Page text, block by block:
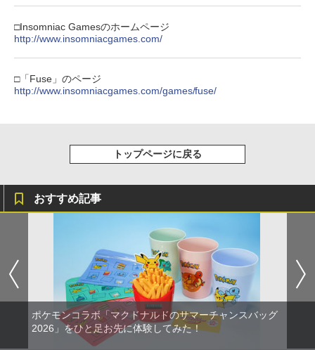
吾峠呼世晴 ]
￥9,000
5
ニンテンドープリペイド番号 5000円|オ
トローラー ミッドナイト ブラック(CFI-
ZCT2J01)
【純正品】DualSense ワイヤレスコン
マスター TH8S シフター - PC、PS4、P
S5、PS5 Pro、Xbox One、Xbox Serie
￥10,780
4
劇場版「鬼滅の刃」無限城編 第一章 猗
￥8,698
『映画 ラブライブ！蓮ノ空女学院スクー
ルアイドルクラブ Bloom Garden Part
□Insomniac Gamesのホームページ
http://www.insomniacgames.com/
□「Fuse」のページ
http://www.insomniacgames.com/games/fuse/
トップページに戻る
おすすめ記事
ポケモンコラボ「マクドナルドのサマーチャンスバッグ
2026」をひと足お先に体験してみた！